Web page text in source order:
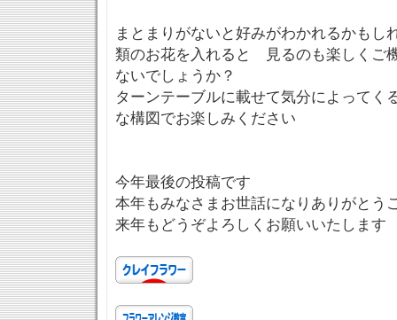
まとまりがないと好みがわかれるかも
類のお花を入れると 見るのも楽しくご
ないでしょうか？
ターンテーブルに載せて気分によってく
な構図でお楽しみください
今年最後の投稿です
本年もみなさまお世話になりありがとう
来年もどうぞよろしくお願いいたします